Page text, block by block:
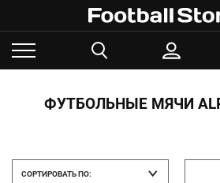
ФУТБОЛЬНЫЕ МЯЧИ
СОРТИРОВАТЬ ПО: